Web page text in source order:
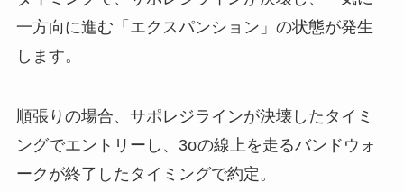
一方向に進む「エクスパンション」の状態が発生
します。
順張りの場合、サポレジラインが決壊したタイミ
ングでエントリーし、3σの線上を走るバンドウォ
ークが終了したタイミングで約定。